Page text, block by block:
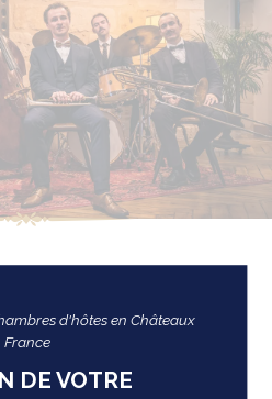
d'hôtes en Châteaux
France
DE VOTRE